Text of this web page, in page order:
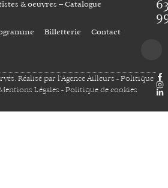
& oeuvres – Catalogue
Billetterie Contact
Réalisé parl'Agence Ailleurs -Politique
Légales -Politique de cookies